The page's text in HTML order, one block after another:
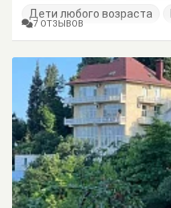
Дети любого возраста
7 ОТЗЫВОВ